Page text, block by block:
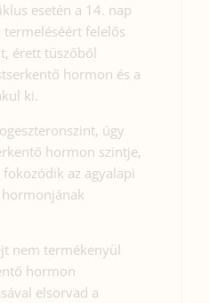
esetén a 14. nap
felelős
érett tüszőből
hormon és a
ki.
úgy
hormon szintje,
fokozódik az agyalapi
nem termékenyül
hormon
elsorvad a